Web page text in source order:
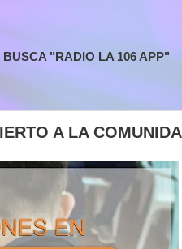
"RADIO LA 106 APP"
A LA